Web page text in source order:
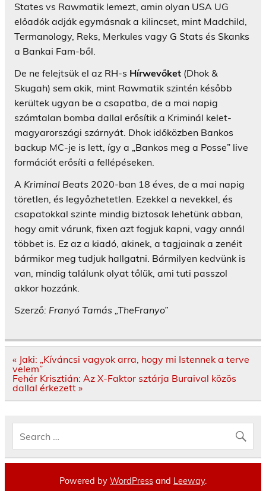
States vs Rawmatik lemezt, amin olyan USA UG
előadók adják egymásnak a kilincset, mint Madchild,
Termanology, Reks, Merkules vagy G Stats és Skanks
a Bankai Fam-ből.
De ne felejtsük el az RH-s Hírwevőket (Dhok &
Skugah) sem akik, mint Rawmatik szintén később
kerültek ugyan be a csapatba, de a mai napig
számtalan bomba dallal erősítik a Kriminál kelet-
magyarországi szárnyát. Dhok időközben Bankos
backup MC-je is lett, így a „Bankos meg a Posse” live
formációt erősíti a fellépéseken.
A Kriminal Beats 2020-ban 18 éves, de a mai napig
töretlen, és legyőzhetetlen. Ezekkel a nevekkel, és
csapatokkal szinte mindig biztosak lehetünk abban,
hogy amit várunk, fixen azt fogjuk kapni, vagy annál
többet is. Ez az a kiadó, akinek, a tagjainak a zenéit
bármikor meg tudjuk hallgatni. Bármilyen kedvünk is
van, mindig találunk olyat tőlük, ami tuti passzol
akkor hozzánk.
Szerző: Franyó Tamás „TheFranyo”
Bejegyzés
navigáció
« Jaki: „Kíváncsi vagyok arra, hogy mi Istennek a terve
velem”
Fehér Krisztián: Az X-Faktor sztárja Buraival közös
dallal érkezett »
Powered by WordPress and Leeway.